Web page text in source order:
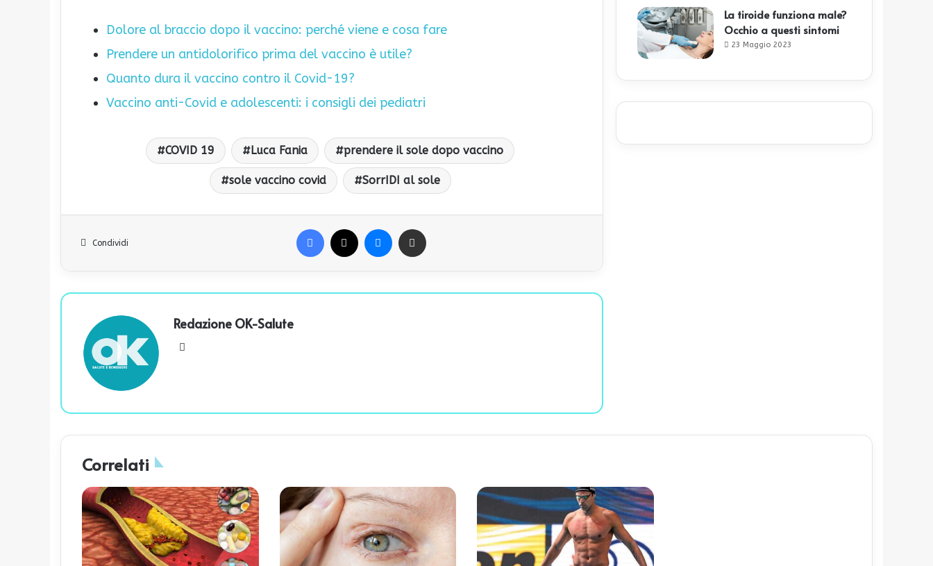
Dolore al braccio dopo il vaccino: perché viene e cosa fare
Prendere un antidolorifico prima del vaccino è utile?
Quanto dura il vaccino contro il Covid-19?
Vaccino anti-Covid e adolescenti: i consigli dei pediatri
COVID 19 Luca Fania prendere il sole dopo vaccino
sole vaccino covid SorrIDI al sole
Condividi
Redazione OK-Salute
La tiroide funziona male?
Occhio a questi sintomi
23 Maggio 2023
Correlati